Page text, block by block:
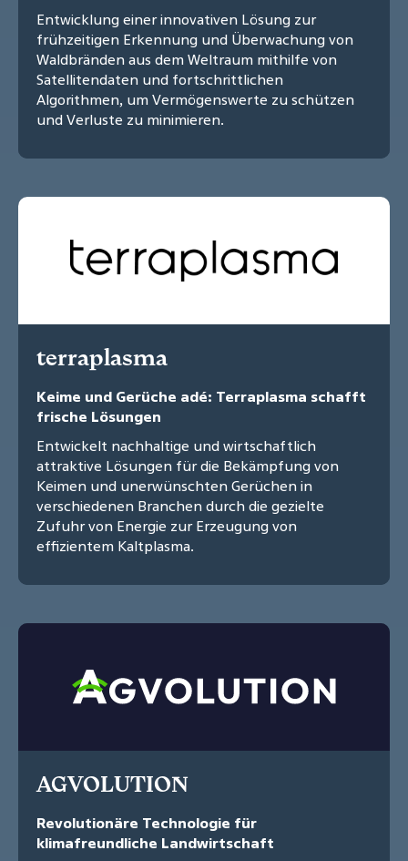
Entwicklung einer innovativen Lösung zur
frühzeitigen Erkennung und Überwachung von
Waldbränden aus dem Weltraum mithilfe von
Satellitendaten und fortschrittlichen
Algorithmen, um Vermögenswerte zu schützen
und Verluste zu minimieren.
terraplasma
Keime und Gerüche adé: Terraplasma schafft
frische Lösungen
Entwickelt nachhaltige und wirtschaftlich
attraktive Lösungen für die Bekämpfung von
Keimen und unerwünschten Gerüchen in
verschiedenen Branchen durch die gezielte
Zufuhr von Energie zur Erzeugung von
effizientem Kaltplasma.
AGVOLUTION
Revolutionäre Technologie für
klimafreundliche Landwirtschaft